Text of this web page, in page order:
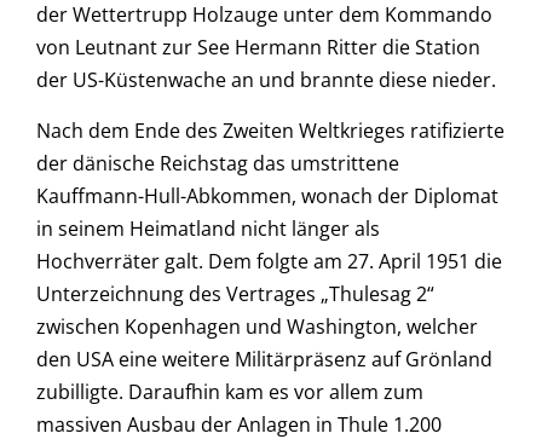
der Wettertrupp Holzauge unter dem Kommando
von Leutnant zur See Hermann Ritter die Station
der US-Küstenwache an und brannte diese nieder.
Nach dem Ende des Zweiten Weltkrieges ratifizierte
der dänische Reichstag das umstrittene
Kauffmann-Hull-Abkommen, wonach der Diplomat
in seinem Heimatland nicht länger als
Hochverräter galt. Dem folgte am 27. April 1951 die
Unterzeichnung des Vertrages „Thulesag 2“
zwischen Kopenhagen und Washington, welcher
den USA eine weitere Militärpräsenz auf Grönland
zubilligte. Daraufhin kam es vor allem zum
massiven Ausbau der Anlagen in Thule 1.200